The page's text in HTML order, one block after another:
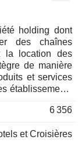
holding dont
des chaînes
la location des
de manière
et services
établissements
de sommeil de
d'autres.
6 356
et Croisières